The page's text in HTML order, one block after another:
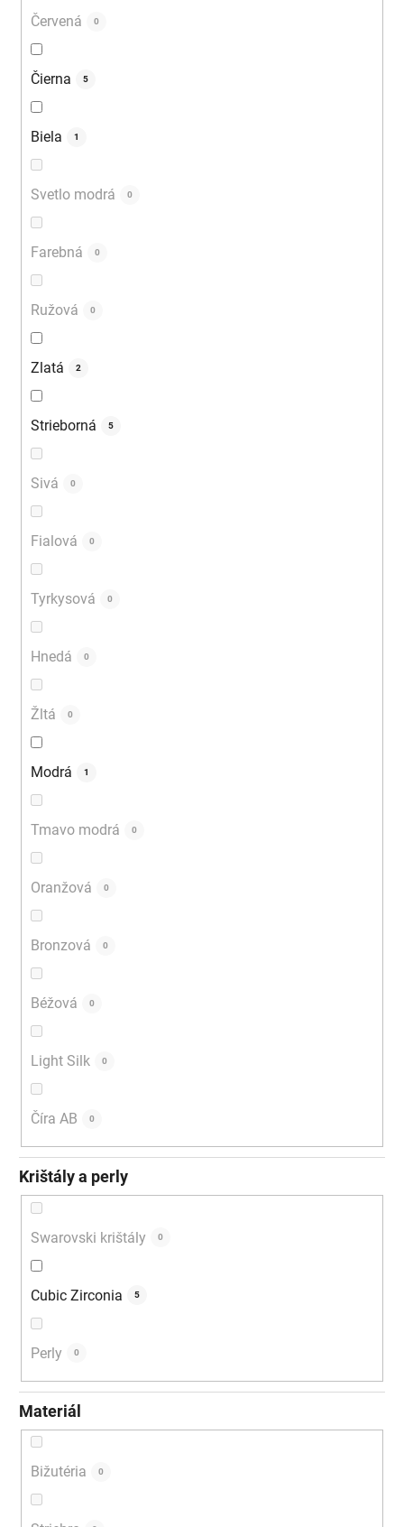
Červená 0
Čierna 5
Biela 1
Svetlo modrá 0
Farebná 0
Ružová 0
Zlatá 2
Strieborná 5
Sivá 0
Fialová 0
Tyrkysová 0
Hnedá 0
Žltá 0
Modrá 1
Tmavo modrá 0
Oranžová 0
Bronzová 0
Béžová 0
Light Silk 0
Číra AB 0
Krištály a perly
Swarovski krištály 0
Cubic Zirconia 5
Perly 0
Materiál
Bižutéria 0